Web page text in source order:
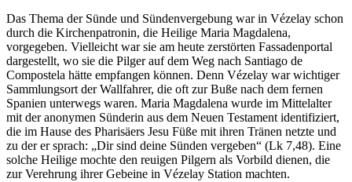
Das Thema der Sünde und Sündenvergebung war in Vézelay schon
durch die Kirchenpatronin, die Heilige Maria Magdalena,
vorgegeben. Vielleicht war sie am heute zerstörten Fassadenportal
dargestellt, wo sie die Pilger auf dem Weg nach Santiago de
Compostela hätte empfangen können. Denn Vézelay war wichtiger
Sammlungsort der Wallfahrer, die oft zur Buße nach dem fernen
Spanien unterwegs waren. Maria Magdalena wurde im Mittelalter
mit der anonymen Sünderin aus dem Neuen Testament identifiziert,
die im Hause des Pharisäers Jesu Füße mit ihren Tränen netzte und
zu der er sprach: „Dir sind deine Sünden vergeben“ (Lk 7,48). Eine
solche Heilige mochte den reuigen Pilgern als Vorbild dienen, die
zur Verehrung ihrer Gebeine in Vézelay Station machten.